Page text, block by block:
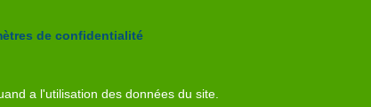
de confidentialité
a l'utilisation des données du site.